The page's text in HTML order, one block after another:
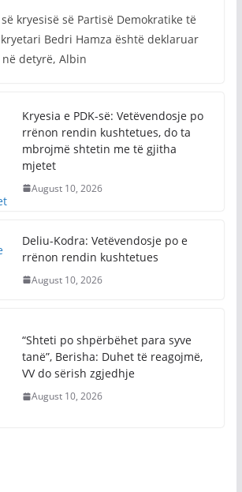
kryesisë së Partisë Demokratike të
kryetari Bedri Hamza është deklaruar
detyrë, Albin
Kryesia e PDK-së: Vetëvendosje po
rrënon rendin kushtetues, do ta
mbrojmë shtetin me të gjitha
mjetet
August 10, 2026
Deliu-Kodra: Vetëvendosje po e
rrënon rendin kushtetues
August 10, 2026
“Shteti po shpërbëhet para syve
tanë”, Berisha: Duhet të reagojmë,
VV do sërish zgjedhje
August 10, 2026